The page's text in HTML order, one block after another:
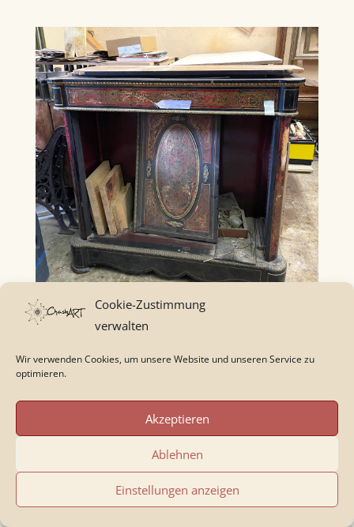
Cookie-Zustimmung
verwalten
Wir verwenden Cookies, um unsere Website und unseren Service zu
optimieren.
Akzeptieren
Ablehnen
Einstellungen anzeigen